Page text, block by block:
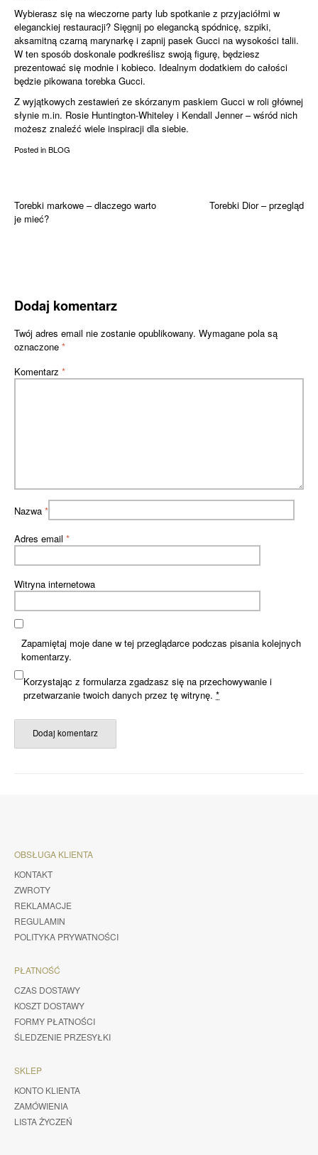
Wybierasz się na wieczorne party lub spotkanie z przyjaciółmi w
eleganckiej restauracji? Sięgnij po elegancką spódnicę, szpiki,
aksamitną czarną marynarkę i zapnij pasek Gucci na wysokości talii.
W ten sposób doskonale podkreślisz swoją figurę, będziesz
prezentować się modnie i kobieco. Idealnym dodatkiem do całości
będzie pikowana torebka Gucci.
Z wyjątkowych zestawień ze skórzanym paskiem Gucci w roli głównej
słynie m.in. Rosie Huntington-Whiteley i Kendall Jenner – wśród nich
możesz znaleźć wiele inspiracji dla siebie.
Posted inBLOG
Nawigacja
wpisu
Torebki markowe – dlaczego warto
je mieć?
Torebki Dior – przegląd
Dodaj komentarz
Twój adres email nie zostanie opublikowany. Wymagane pola są
oznaczone *
Komentarz *
Nazwa *
Adres email *
Witryna internetowa
Zapamiętaj moje dane w tej przeglądarce podczas pisania kolejnych
komentarzy.
Korzystając z formularza zgadzasz się na przechowywanie i
przetwarzanie twoich danych przez tę witrynę. *
OBSŁUGA KLIENTA
KONTAKT
ZWROTY
REKLAMACJE
REGULAMIN
POLITYKA PRYWATNOŚCI
PŁATNOŚĆ
CZAS DOSTAWY
KOSZT DOSTAWY
FORMY PŁATNOŚCI
ŚLEDZENIE PRZESYŁKI
SKLEP
KONTO KLIENTA
ZAMÓWIENIA
LISTA ŻYCZEŃ